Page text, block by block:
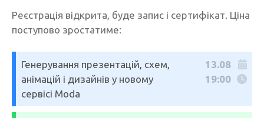
Реєстрація відкрита, буде запис і сертифікат. Ціна
поступово зростатиме:
Генерування презентацій, схем,
анімацій і дизайнів у новому
сервісі Moda
13.08
19:00